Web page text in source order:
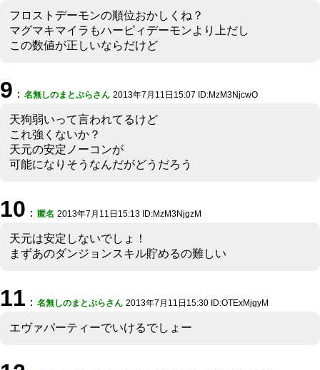
フロストデーモンの順位おかしくね？
マグマキマイラもハーピィデーモンより上だし
この数値が正しいならだけど
9 ： 名無しのまとぷらさん 2013年7月11日15:07 ID:MzM3NjcwO
天狗弱いって言われてるけど
これ強くないか？
天元の安定ノーコンが
可能になりそうなんだがどうだろう
10 ： 匿名 2013年7月11日15:13 ID:MzM3NjgzM
天元は安定しないでしょ！
まずあのダンジョンスキル貯めるの難しい
11 ： 名無しのまとぷらさん 2013年7月11日15:30 ID:OTExMjgyM
エヴァパーティーでいけるでしょー